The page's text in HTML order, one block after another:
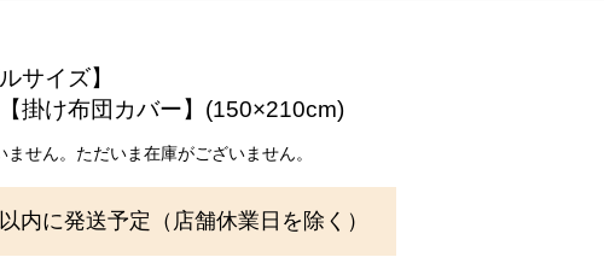
サイズ】
掛け布団カバー】(150×210cm)
ません。ただいま在庫がございません。
内に発送予定（店舗休業日を除く）